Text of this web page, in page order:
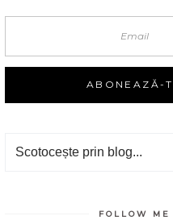
Search
FOLLOW ME